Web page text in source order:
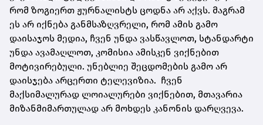
რომ ზოგიერთ ჟურნალისტს ცოდნა არ აქვს. მაგრამ
ეს არ იქნება განმსაზღვრელი, რომ ამის გამო
დაისაჯოს მედია, ჩვენ უნდა ვასწავლოთ, სტანდარტი
უნდა ავამაღლოთ, კომისია ამისკენ ვიქნებით
მოტივირებული. უნებლიე შეცდომების გამო არ
დაისჯება არცერთი ტელევიზია. ჩვენ
მაქსიმალურად ლოიალურები ვიქნებით, მთავარია
მიზანმიმართულად არ მოხდეს კანონის დარღვევა.